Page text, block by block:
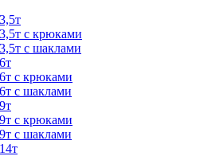
с крюками
с шаклами
с крюками
с шаклами
с крюками
с шаклами